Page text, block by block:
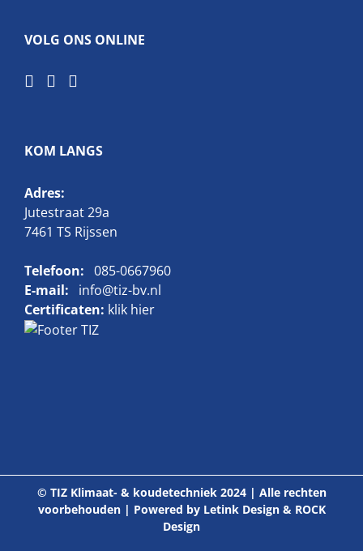
VOLG ONS ONLINE
KOM LANGS
Adres:
Jutestraat 29a
7461 TS Rijssen
Telefoon: 085-0667960
E-mail:
info@tiz-bv.nl
Certificaten: klik hier
© TIZ Klimaat- & koudetechniek 2024 | Alle rechten
voorbehouden | Powered by Letink Design& ROCK
Design